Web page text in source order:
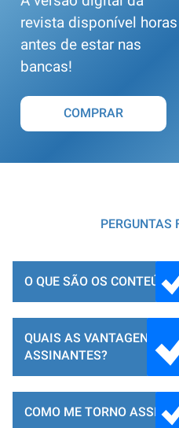
revista disponível horas
antes de estar nas
bancas!
COMPRAR
PERGUNTAS
O QUE SÃO OS
QUAIS AS VANTAGENS
ASSINANTES?
COMO ME TORNO